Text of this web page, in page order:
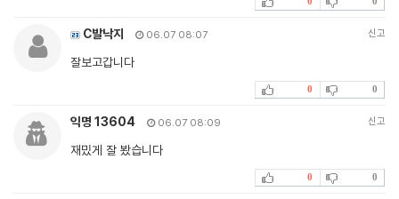
C발낙지 06.07 08:07 신고
잘보고갑니다
0 0
익명 13604 06.07 08:09 신고
재밌게 잘 봤습니다
0 0